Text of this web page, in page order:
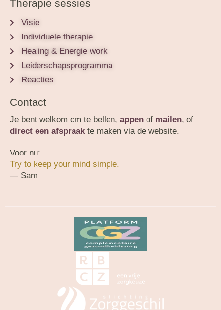
Therapie sessies
Visie
Individuele therapie
Healing & Energie work
Leiderschapsprogramma
Reacties
Contact
Je bent welkom om te bellen, appen of mailen, of
direct een afspraakte maken via de website.
Voor nu:
Try to keep your mind simple.
— Sam